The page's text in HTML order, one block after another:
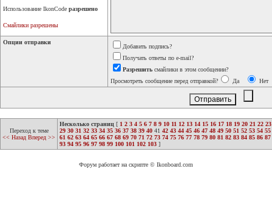
Использование IkonCode разрешено
Смайлики разрешены
Опции отправки
Добавить подпись?
Получать ответы по e-mail?
Разрешить смайлики в этом сообщении?
Просмотреть сообщение перед отправкой?
Да Нет
Переход к теме
<< Назад Вперед >>
Несколько страниц [ 1 2 3 4 5 6 7 8 9 10 11 12 13 14 15 16 17 18 19 20 21 22 23
29 30 31 32 33 34 35 36 37 38 39 40 41 42 43 44 45 46 47 48 49 50 51 52 53 54 55
61 62 63 64 65 66 67 68 69 70 71 72 73 74 75 76 77 78 79 80 81 82 83 84 85 86 87
93 94 95 96 97 98 99 100 101 102 103 ]
Форум работает на скрипте © Ikonboard.com